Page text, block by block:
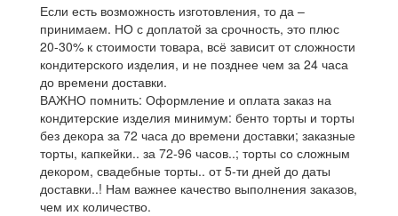
Если есть возможность изготовления, то да –
принимаем. НО с доплатой за срочность, это плюс
20-30% к стоимости товара, всё зависит от сложности
кондитерского изделия, и не позднее чем за 24 часа
до времени доставки.
ВАЖНО помнить: Оформление и оплата заказ на
кондитерские изделия минимум: бенто торты и торты
без декора за 72 часа до времени доставки; заказные
торты, капкейки.. за 72-96 часов..; торты со сложным
декором, свадебные торты.. от 5-ти дней до даты
доставки..! Нам важнее качество выполнения заказов,
чем их количество.